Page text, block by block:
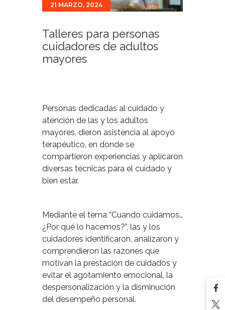
Para ti
21 MARZO, 2024
Talleres para personas
cuidadores de adultos
mayores
Personas dedicadas al cuidado y
atención de las y los adultos
mayores, dieron asistencia al apoyo
terapéutico, en donde se
compartieron experiencias y aplicaron
diversas técnicas para el cuidado y
bien estar.
Mediante el tema “Cuando cuidamos…
¿Por qué lo hacemos?”, las y los
cuidadores identificaron, analizaron y
comprendieron las razones que
motivan la prestación de cuidados y
evitar el agotamiento emocional, la
despersonalización y la disminución
del desempeño personal.